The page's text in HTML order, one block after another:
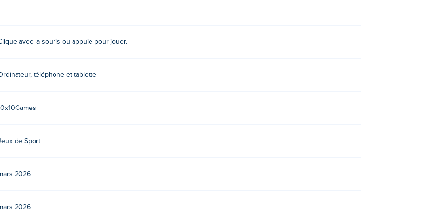
sur Poki.
mobiles tels que téléphones et tablettes.
avec la souris ou appuie pour jouer.
téléphone et tablette
de Sport
2026
2026